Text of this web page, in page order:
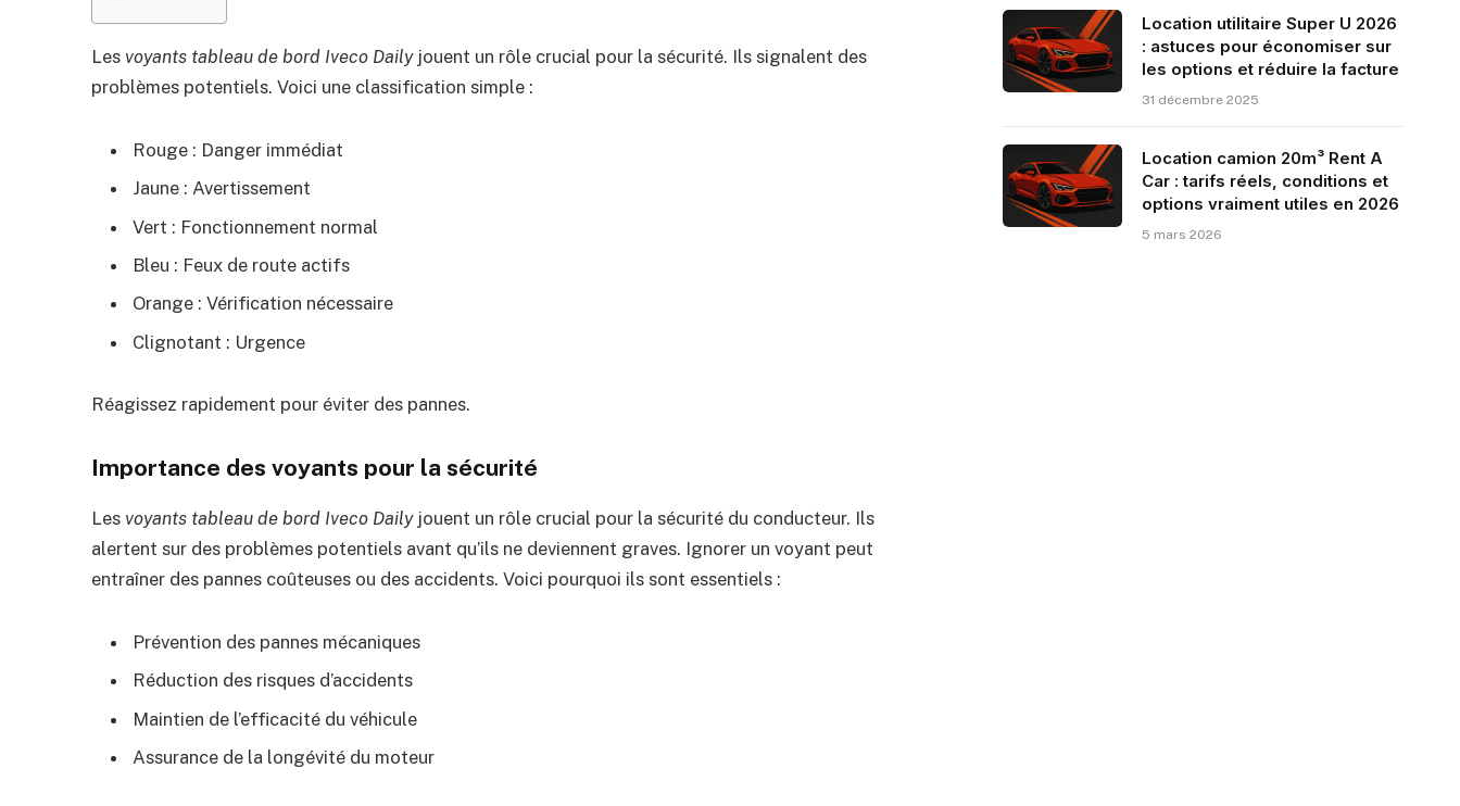
Les voyants tableau de bord Iveco Dailyjouent un rôle crucial pour la sécurité. Ils signalent des
problèmes potentiels. Voici une classification simple :
Rouge : Danger immédiat
Jaune : Avertissement
Vert : Fonctionnement normal
Bleu : Feux de route actifs
Orange : Vérification nécessaire
Clignotant : Urgence
Réagissez rapidement pour éviter des pannes.
Importance des voyants pour la sécurité
Les voyants tableau de bord Iveco Dailyjouent un rôle crucial pour la sécurité du conducteur. Ils
alertent sur des problèmes potentiels avant qu’ils ne deviennent graves. Ignorer un voyant peut
entraîner des pannes coûteuses ou des accidents. Voici pourquoi ils sont essentiels :
Prévention des pannes mécaniques
Réduction des risques d’accidents
Maintien de l’efficacité du véhicule
Assurance de la longévité du moteur
Location utilitaire Super U 2026
: astuces pour économiser sur
les options et réduire la facture
31 décembre 2025
Location camion 20m³ Rent A
Car : tarifs réels, conditions et
options vraiment utiles en 2026
5 mars 2026